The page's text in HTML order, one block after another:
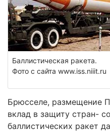
Баллистическая ракета.
Фото с сайта www.iss.niiit.ru
Брюсселе, размещение
вклад в защиту стран-
баллистических ракет